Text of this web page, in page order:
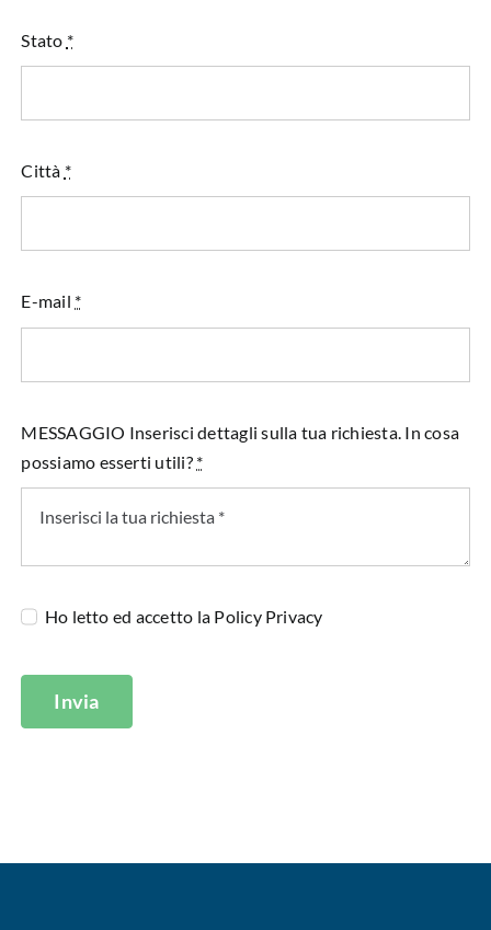
Stato *
Città *
E-mail *
MESSAGGIO Inserisci dettagli sulla tua richiesta. In cosa
possiamo esserti utili? *
Ho letto ed accetto la Policy Privacy
Invia